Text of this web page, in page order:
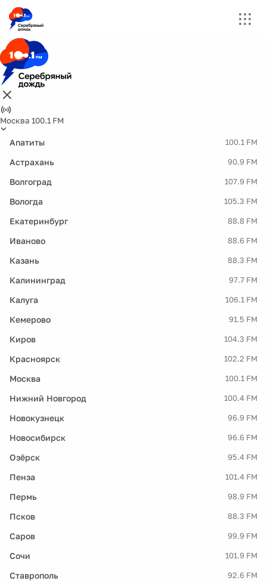
Москва 100.1 FM
Апатиты 100.1 FM
Астрахань 90.9 FM
Волгоград 107.9 FM
Вологда 105.3 FM
Екатеринбург 88.8 FM
Иваново 88.6 FM
Казань 88.3 FM
Калининград 97.7 FM
Калуга 106.1 FM
Кемерово 91.5 FM
Киров 104.3 FM
Красноярск 102.2 FM
Москва 100.1 FM
Нижний Новгород 100.4 FM
Новокузнецк 96.9 FM
Новосибирск 96.6 FM
Озёрск 95.4 FM
Пенза 101.4 FM
Пермь 98.9 FM
Псков 88.3 FM
Саров 99.9 FM
Сочи 101.9 FM
Ставрополь 92.6 FM